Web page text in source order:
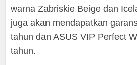
warna Zabriskie Beige dan
juga akan mendapatkan
tahun dan ASUS VIP Perfect
tahun.